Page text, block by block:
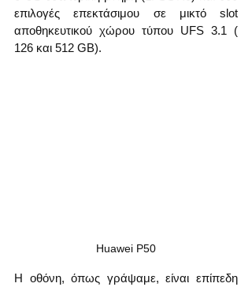
επιλογές επεκτάσιμου σε μικτό slot
αποθηκευτικού χώρου τύπου UFS 3.1 (
126 και 512 GB).
Huawei P50
Η οθόνη, όπως γράψαμε, είναι επίπεδη